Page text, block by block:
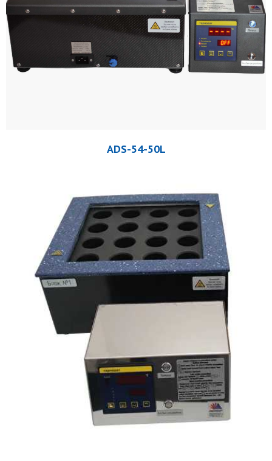
ADS-54-50L